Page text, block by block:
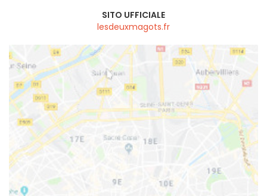
SITO UFFICIALE
lesdeuxmagots.fr